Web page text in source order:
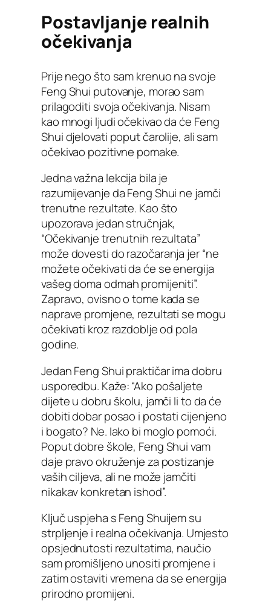
Postavljanje realnih
očekivanja
Prije nego što sam krenuo na svoje
Feng Shui putovanje, morao sam
prilagoditi svoja očekivanja. Nisam
kao mnogi ljudi očekivao da će Feng
Shui djelovati poput čarolije, ali sam
očekivao pozitivne pomake.
Jedna važna lekcija bila je
razumijevanje da Feng Shui ne jamči
trenutne rezultate. Kao što
upozorava jedan stručnjak,
“Očekivanje trenutnih rezultata”
može dovesti do razočaranja jer “ne
možete očekivati da će se energija
vašeg doma odmah promijeniti”.
Zapravo, ovisno o tome kada se
naprave promjene, rezultati se mogu
očekivati kroz razdoblje od pola
godine.
Jedan Feng Shui praktičar ima dobru
usporedbu. Kaže: “Ako pošaljete
dijete u dobru školu, jamči li to da će
dobiti dobar posao i postati cijenjeno
i bogato? Ne. Iako bi moglo pomoći.
Poput dobre škole, Feng Shui vam
daje pravo okruženje za postizanje
vaših ciljeva, ali ne može jamčiti
nikakav konkretan ishod”.
Ključ uspjeha s Feng Shuijem su
strpljenje i realna očekivanja. Umjesto
opsjednutosti rezultatima, naučio
sam promišljeno unositi promjene i
zatim ostaviti vremena da se energija
prirodno promijeni.